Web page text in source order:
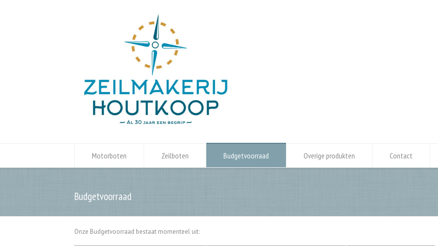
Motorboten Zeilboten Budgetvoorraad Overige produkten Contact
Budgetvoorraad
Onze Budgetvoorraad bestaat momenteel uit: